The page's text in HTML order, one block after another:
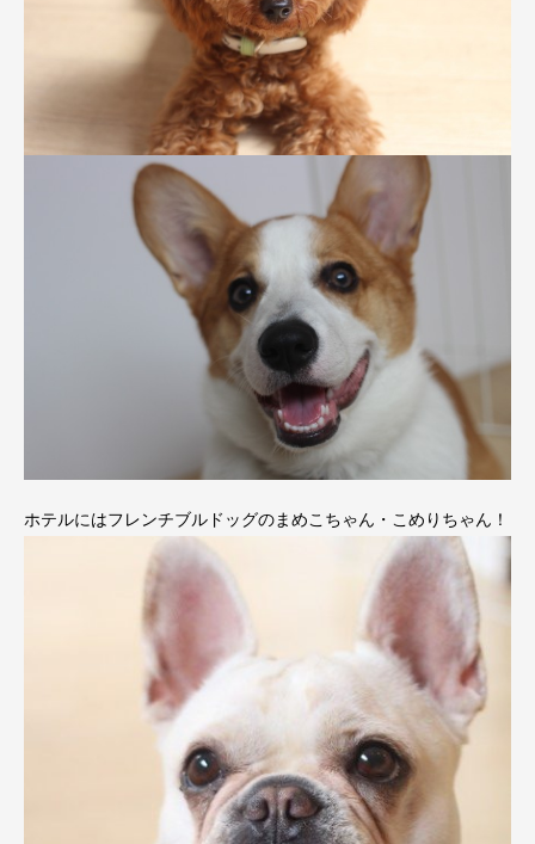
ホテルにはフレンチブルドッグのまめこちゃん・こめりちゃん！